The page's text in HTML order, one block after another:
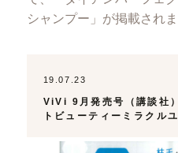
シャンプー」が掲載されま
19.07.23
ViVi 9月発売号（講談社
トビューティーミラクル